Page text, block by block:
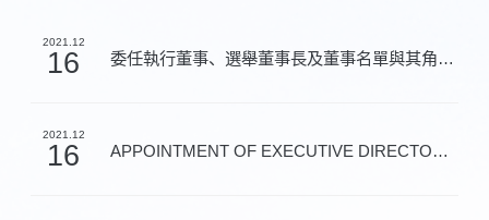
2021.12
16 委任執行董事、選舉董事長及董事名單與其角色和職能
2021.12
16 APPOINTMENT OF EXECUTIVE DIRECTOR, ELECT